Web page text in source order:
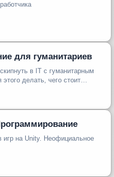
для гуманитариев
в IT с гуманитарным
делать, чего стоит
игр на Unity. Неофициальное